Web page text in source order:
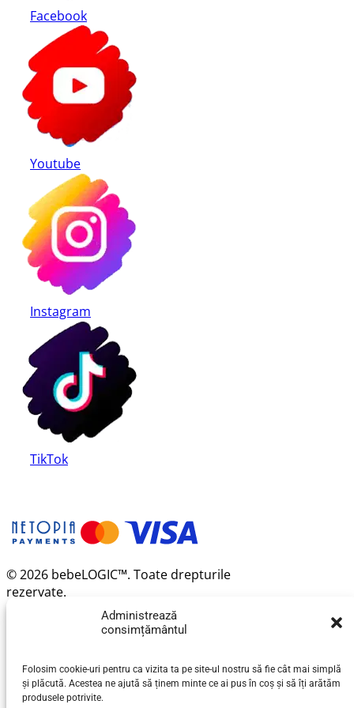
Administrează
consimțământul
Folosim cookie-uri pentru ca vizita ta pe site-ul nostru să fie cât mai simplă
și plăcută. Acestea ne ajută să ținem minte ce ai pus în coș și să îți arătăm
produsele potrivite.
Facebook
Youtube
Instagram
TikTok
© 2026 bebeLOGIC™. Toate drepturile
rezervate.